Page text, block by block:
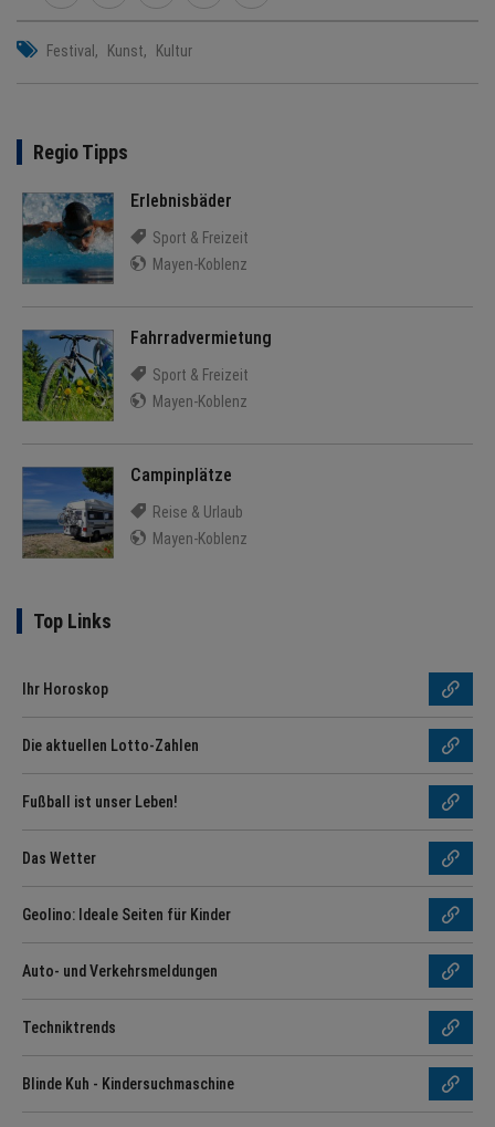
Festival Kunst Kultur
Regio Tipps
Erlebnisbäder
Sport & Freizeit
Mayen-Koblenz
Fahrradvermietung
Sport & Freizeit
Mayen-Koblenz
Campinplätze
Reise & Urlaub
Mayen-Koblenz
Top Links
Ihr Horoskop
Die aktuellen Lotto-Zahlen
Fußball ist unser Leben!
Das Wetter
Geolino: Ideale Seiten für Kinder
Auto- und Verkehrsmeldungen
Techniktrends
Blinde Kuh - Kindersuchmaschine